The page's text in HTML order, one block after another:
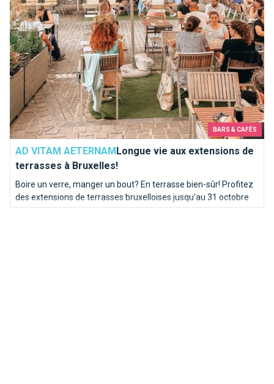
BARS & CAFÉS
AD VITAM AETERNAM Longue vie aux extensions de
terrasses à Bruxelles!
Boire un verre, manger un bout? En terrasse bien-sûr! Profitez
des extensions de terrasses bruxelloises jusqu'au 31 octobre
mais pas d'inquiétude : elles reviendront chaque année!